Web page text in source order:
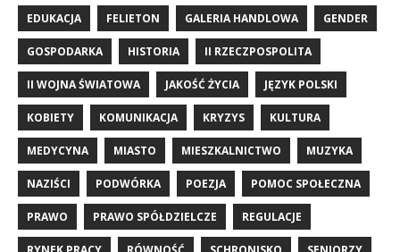
EDUKACJA FELIETON GALERIA HANDLOWA GENDER
GOSPODARKA HISTORIA II RZECZPOSPOLITA
II WOJNA ŚWIATOWA JAKOŚĆ ŻYCIA JĘZYK POLSKI
KOBIETY KOMUNIKACJA KRYZYS KULTURA
MEDYCYNA MIASTO MIESZKALNICTWO MUZYKA
NAZIŚCI PODWÓRKA POEZJA POMOC SPOŁECZNA
PRAWO PRAWO SPÓŁDZIELCZE REGULACJE